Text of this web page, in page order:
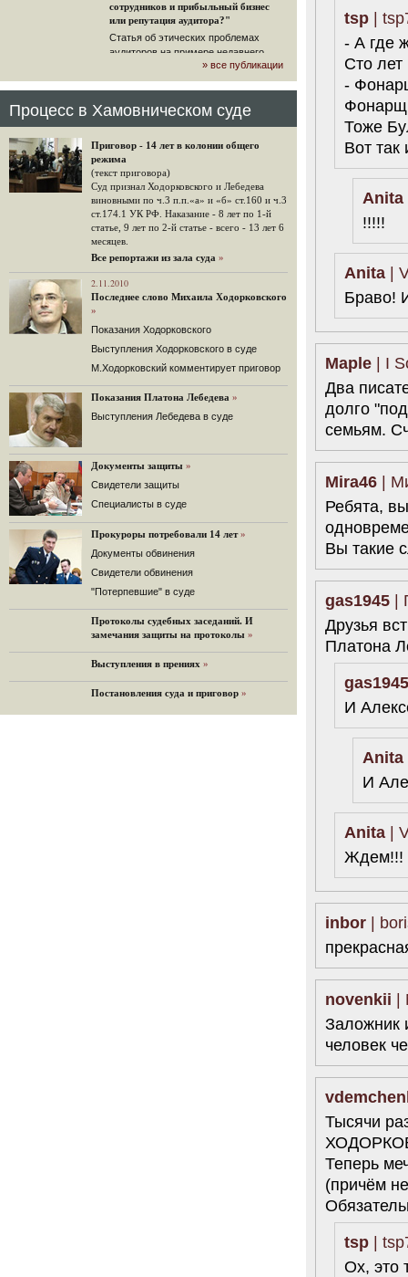
сотрудников и прибыльный бизнес
или репутация аудитора?"
Статья об этических проблемах
аудиторов на примере недавнего
громкого арбитражного решения по
ЮКОСу. (navalny.com)
15.08.2014
конфискационным санкциям со
стороны государства, оказались под
защитой арбитражного суда"
Швейцарская газета "Neue Zuercher
Zeitung" о гаагском судебном
решении.
48 комментариев
Не исключил
Владимир Путин допускает, что Россия может выйти из-
под юрисдикции ЕСПЧ.
88 комментариев
14.08.2014
Нарулил
Игорь Сечин просит о помощи.
Ссылаясь на санкции, глава
«Роснефти» хочет выбить из фонда
12.08.2014
Граждане не хотят платить по счетам ЮКОСа
Решение Гаагского суда о компенсации $50 млрд
поддержали 12%.
129 комментариев
Вечер у Ходорковских. Вспоминает Иван Стариков.
11.08.2014
«Удивительно сильная, мощная и
достойная только преклонения
» все публикации
Процесс в Хамовническом суде
Приговор - 14 лет в колонии общего
режима
(текст приговора)
Суд признал Ходорковского и Лебедева
виновными по ч.3 п.п.«а» и «б» ст.160 и ч.3
ст.174.1 УК РФ. Наказание - 8 лет по 1-й
статье, 9 лет по 2-й статье - всего - 13 лет 6
месяцев.
Все репортажи из зала суда »
2.11.2010
Последнее слово Михаила Ходорковского
»
Показания Ходорковского
Выступления Ходорковского в суде
М.Ходорковский комментирует приговор
Показания Платона Лебедева »
Выступления Лебедева в суде
Документы защиты »
Cвидетели защиты
Cпециалисты в суде
Прокуроры потребовали 14 лет »
Документы обвинения
Свидетели обвинения
"Потерпевшие" в суде
Протоколы судебных заседаний. И
замечания защиты на протоколы »
Выступления в прениях »
Постановления суда и приговор »
tsp |
- А где
Сто
-
Тоже
Вот
Anita
!!!!!
Anita |
Браво!
Maple | I
Два
долго
семьям.
Mira46 |
Ребята,
Вы такие
gas1945 |
Друзья
Платона
gas1945
И
Anita
И
Anita |
Ждем!!!
inbor |
novenkii |
Заложник
человек
Тысячи
Теперь
(причём
tsp |
Ох, это